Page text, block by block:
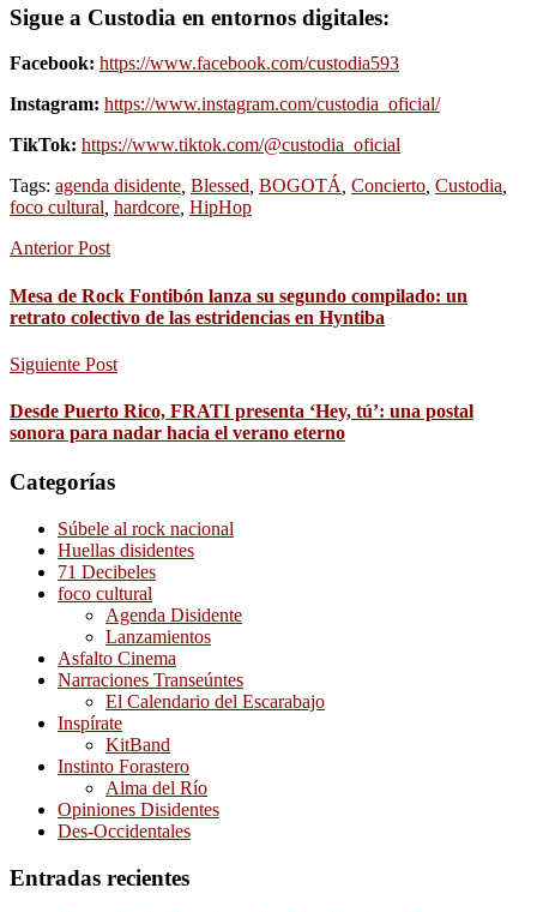
Sigue a Custodia en entornos digitales:
Facebook: https://www.facebook.com/custodia593
Instagram: https://www.instagram.com/custodia_oficial/
TikTok: https://www.tiktok.com/@custodia_oficial
Tags: agenda disidente Blessed BOGOTÁ Concierto Custodia
foco cultural hardcore HipHop
Anterior Post
Mesa de Rock Fontibón lanza su segundo compilado: un
retrato colectivo de las estridencias en Hyntiba
Siguiente Post
Desde Puerto Rico, FRATI presenta ‘Hey, tú’: una postal
sonora para nadar hacia el verano eterno
Categorías
Súbele al rock nacional
Huellas disidentes
71 Decibeles
foco cultural
Agenda Disidente
Lanzamientos
Asfalto Cinema
Narraciones Transeúntes
El Calendario del Escarabajo
Inspírate
KitBand
Instinto Forastero
Alma del Río
Opiniones Disidentes
Des-Occidentales
Entradas recientes